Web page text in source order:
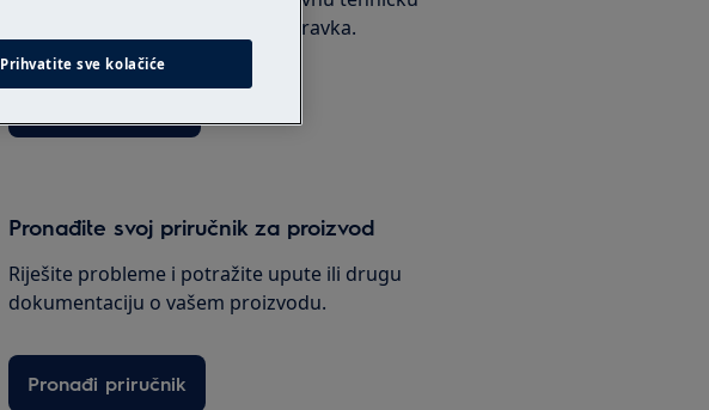
intervenciju po fiksnoj cijeni popravka.
Pronađite svoj priručnik za proizvod
Riješite probleme i potražite upute ili drugu
dokumentaciju o vašem proizvodu.
Pronađi priručnik
Prihvatite sve kolačiće